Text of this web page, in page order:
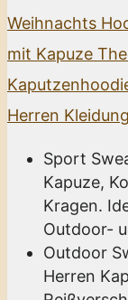
Weihnachts
mit Kapuze
Herren
Sport
Kapuze,
Kragen.
Outdoor-
Outdoor
Herren